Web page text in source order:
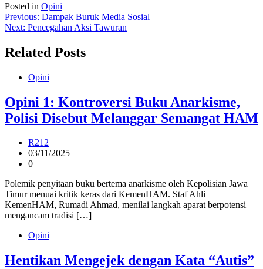
Posted in Opini
Post
navigation
Previous: Dampak Buruk Media Sosial
Next: Pencegahan Aksi Tawuran
Related Posts
Opini
Opini 1: Kontroversi Buku Anarkisme,
Polisi Disebut Melanggar Semangat HAM
R212
03/11/2025
0
Polemik penyitaan buku bertema anarkisme oleh Kepolisian Jawa
Timur menuai kritik keras dari KemenHAM. Staf Ahli
KemenHAM, Rumadi Ahmad, menilai langkah aparat berpotensi
mengancam tradisi […]
Opini
Hentikan Mengejek dengan Kata “Autis”